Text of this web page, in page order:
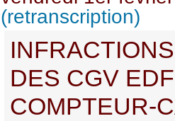
(retranscription)
DES CGV
COMPTEUR-